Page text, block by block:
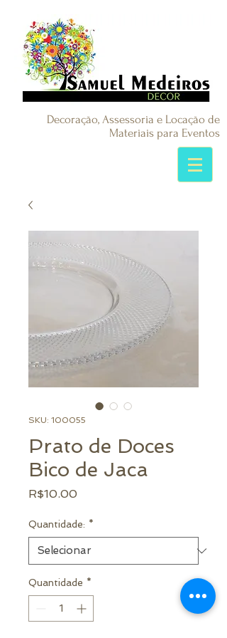
Decoração, Assessoria e Locação de
Materiais para Eventos
SKU: 100055
Prato de Doces
Bico de Jaca
R$10.00
Quantidade: *
Quantidade *